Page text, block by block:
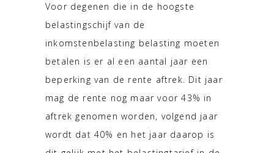
Voor degenen die in de hoogste
belastingschijf van de
inkomstenbelasting belasting moeten
betalen is er al een aantal jaar een
beperking van de rente aftrek. Dit jaar
mag de rente nog maar voor 43% in
aftrek genomen worden, volgend jaar
wordt dat 40% en het jaar daarop is